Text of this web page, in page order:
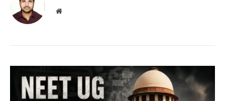
Website